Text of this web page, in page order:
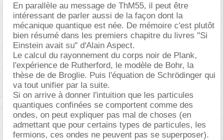
En parallèle au message de ThM55, il peut être
intéressant de parler aussi de la façon dont la
mécanique quantique est née. De mémoire c'est plutôt
bien résumé dans les premiers chapitre du livres "Si
Einstein avait su" d'Alain Aspect.
Le calcul du rayonnement du corps noir de Plank,
l'expérience de Rutherford, le modèle de Bohr, la
thèse de de Broglie. Puis l'équation de Schrödinger qui
va tout unifier par la suite.
Si on arrive à donner l'intuition que les particules
quantiques confinées se comportent comme des
ondes, on peut expliquer pas mal de choses (en
admettant que pour certains types de particules, les
fermions, ces ondes ne peuvent pas se superposer).